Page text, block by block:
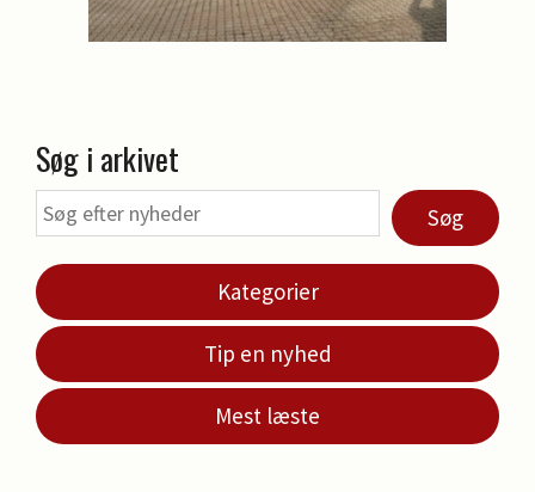
Søg i arkivet
Søg
Kategorier
Tip en nyhed
Mest læste